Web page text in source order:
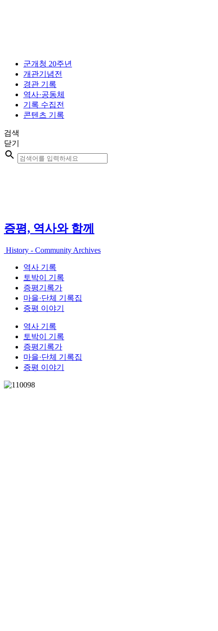
군개청 20주년
개관기념전
경관 기록
역사·공동체
기록 수집전
콘텐츠 기록
검색
닫기
Search
증평, 역사와 함께
History - Community Archives
역사 기록
토박이 기록
증평기록가
마을·단체 기록집
증평 이야기
역사 기록
토박이 기록
증평기록가
마을·단체 기록집
증평 이야기